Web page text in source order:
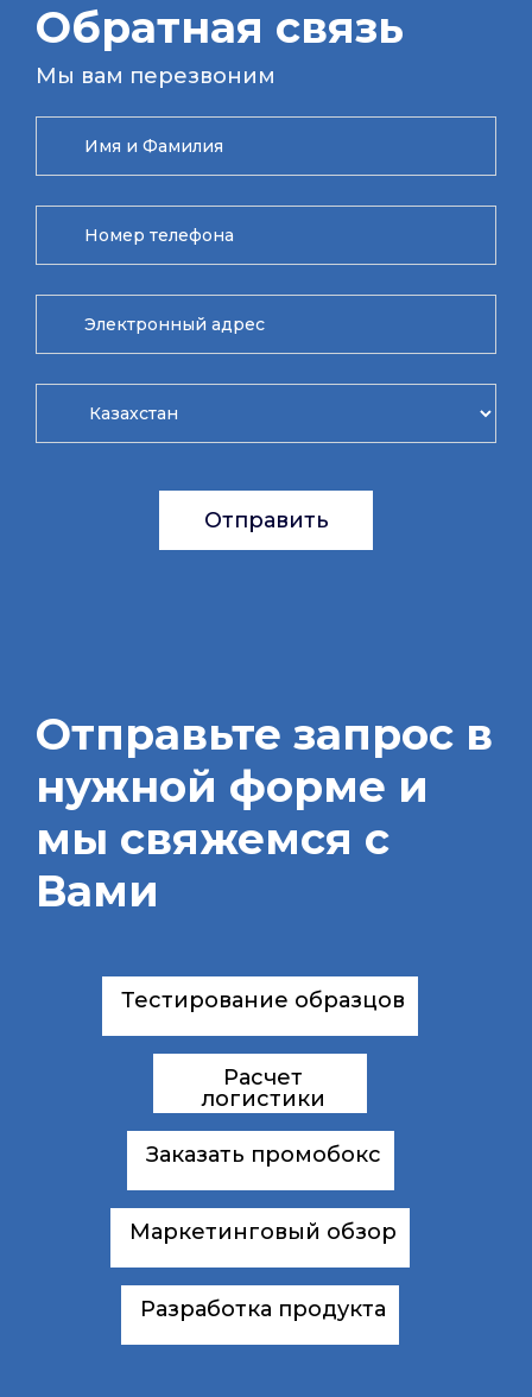
Обратная связь
Мы вам перезвоним
Отправить
Отправьте запрос в
нужной форме и
мы свяжемся с
Вами
Тестирование образцов
Расчет
логистики
Заказать промобокс
Маркетинговый обзор
Разработка продукта